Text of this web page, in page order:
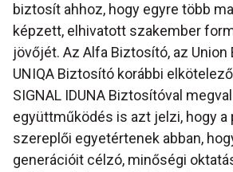
biztosít ahhoz, hogy egyre több
képzett, elhivatott szakember
jövőjét. Az Alfa Biztosító, az
UNIQA Biztosító korábbi
SIGNAL IDUNA Biztosítóval
együttműködés is azt jelzi, hogy a
szereplői egyetértenek abban,
generációit célzó, minőségi